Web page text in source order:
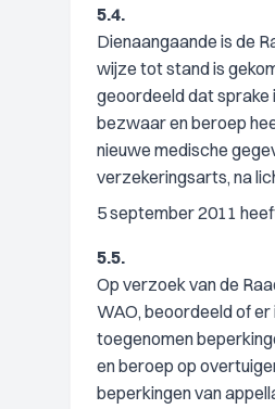
5.4.
Dienaangaande is de
wijze tot stand is
geoordeeld dat sprake
bezwaar en beroep
nieuwe medische
verzekeringsarts, na
5 september 2011
5.5.
Op verzoek van de
WAO, beoordeeld of
toegenomen
en beroep op
beperkingen van